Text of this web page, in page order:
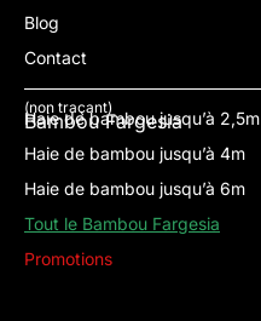
Blog
Contact
Bambou Fargesia
(non traçant)
Haie de bambou jusqu’à 2,5m
Haie de bambou jusqu’à 4m
Haie de bambou jusqu’à 6m
Tout le Bambou Fargesia
Promotions